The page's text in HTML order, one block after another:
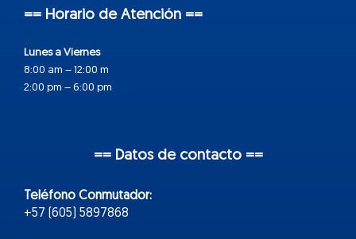
== Horario de Atención ==
Lunes a Viernes
8:00 am – 12:00 m
2:00 pm – 6:00 pm
== Datos de contacto ==
Teléfono Conmutador:
+57 (605) 5897868